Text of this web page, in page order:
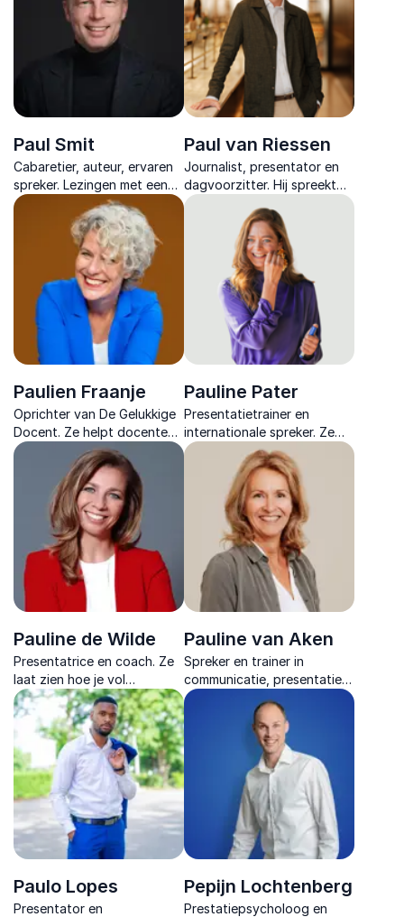
Enie.nl.
Paul Smit
Cabaretier, auteur, ervaren
spreker. Lezingen met een
unieke combinatie van
humor en inhoud over
effectieve
organisatieverandering.
Kickstart positieve
verandering.
Paul van Riessen
Journalist, presentator en
dagvoorzitter. Hij spreekt
de taal van ondernemers en
laat elk evenement soepel
verlopen.
Paulien Fraanje
Oprichter van De Gelukkige
Docent. Ze helpt docenten
om zelf regie te nemen over
hun werkgeluk en zo met
hernieuwde energie les te
geven.
Pauline Pater
Presentatietrainer en
internationale spreker. Ze
inspireert met concrete
tools over
gedragsverandering,
communicatie en persoonlijk
leiderschap.
Pauline de Wilde
Presentatrice en coach. Ze
laat zien hoe je vol
zelfvertrouwen en plezier
jezelf presenteert met lef,
energie en persoonlijke flair.
Pauline van Aken
Spreker en trainer in
communicatie, presentatie
en welzijn, met 30 jaar
ervaring en een unieke,
holistische aanpak.
Paulo Lopes
Presentator en
Pepijn Lochtenberg
Prestatiepsycholoog en